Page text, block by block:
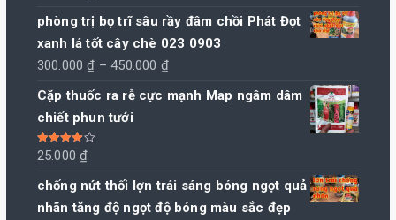
phòng trị bọ trĩ sâu rầy đâm chồi Phát Đọt
xanh lá tốt cây chè 023 0903
300.000₫ – 450.000 ₫Khoảng
Cặp thuốc ra rễ cực mạnh Map ngâm dâm
chiết phun tưới
Được xếp
hạng 4.00
25.000₫
chống nứt thối lợn trái sáng bóng ngọt quả
nhãn tăng độ ngọt độ bóng màu sắc đẹp